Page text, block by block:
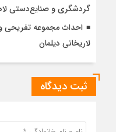
گردشگری و صنایع‌دستی
احداث مجموعه تفریحی
لاریخانی دیلمان
ثبت دیدگاه